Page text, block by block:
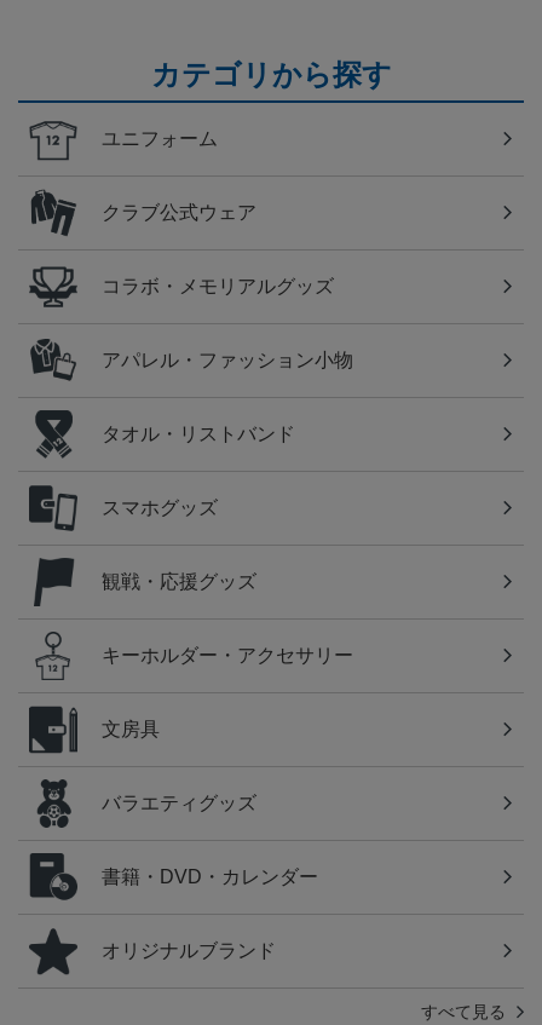
カテゴリから探す
ユニフォーム
クラブ公式ウェア
コラボ・メモリアルグッズ
アパレル・ファッション小物
タオル・リストバンド
スマホグッズ
観戦・応援グッズ
キーホルダー・アクセサリー
文房具
バラエティグッズ
書籍・DVD・カレンダー
オリジナルブランド
すべて見る